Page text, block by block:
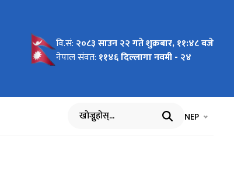
वि.सं: २०८३ साउन २२ गते शुक्रबार, ११:४८ बजे
नेपाल संवत: ११४६ दिल्लागा नवमी - २४
खोज्नुहोस् भाषा चयन
NEP